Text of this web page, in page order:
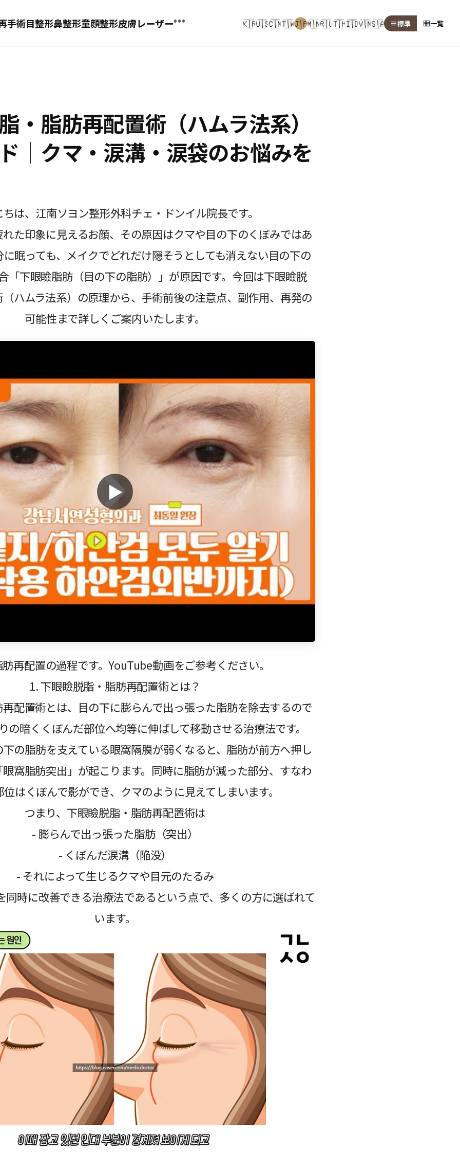
手術目整形鼻整形童顔整形皮膚レーザー•••
症例GIF
類似ケースを探す
🇰🇷🇺🇸🇨🇳🇹🇼🇯🇵🇲🇳🇷🇺🇹🇭🇮🇩🇻🇳🇸🇦 ≡標準 ▦一覧
・脂肪再配置術（ハムラ法系）
｜クマ・涙溝・涙袋のお悩みを
は、江南ソヨン整形外科チェ・ドンイル院長です。
た印象に見えるお顔、その原因はクマや目の下のくぼみではあ
眠っても、メイクでどれだけ隠そうとしても消えない目の下の
「下眼瞼脂肪（目の下の脂肪）」が原因です。今回は下眼瞼脱
ハムラ法系）の原理から、手術前後の注意点、副作用、再発の
可能性まで詳しくご案内いたします。
▶
再配置の過程です。YouTube動画をご参考ください。
1. 下眼瞼脱脂・脂肪再配置術とは？
配置術とは、目の下に膨らんで出っ張った脂肪を除去するので
の暗くくぼんだ部位へ均等に伸ばして移動させる治療法です。
の脂肪を支えている眼窩隔膜が弱くなると、脂肪が前方へ押し
窩脂肪突出」が起こります。同時に脂肪が減った部分、すなわ
はくぼんで影ができ、クマのように見えてしまいます。
つまり、下眼瞼脱脂・脂肪再配置術は
- 膨らんで出っ張った脂肪（突出）
- くぼんだ涙溝（陥没）
- それによって生じるクマや目元のたるみ
同時に改善できる治療法であるという点で、多くの方に選ばれて
います。